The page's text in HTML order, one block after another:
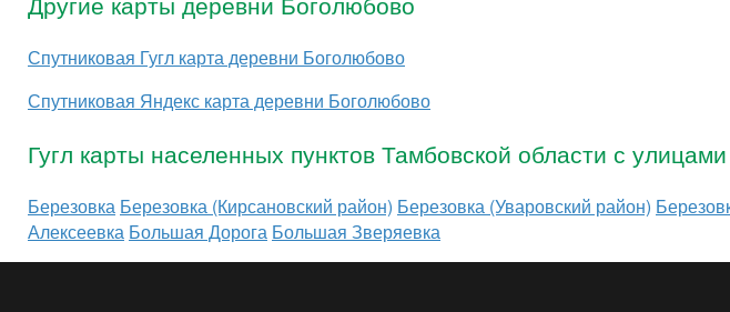
Спутниковая Гугл карта деревни Боголюбово
Спутниковая Яндекс карта деревни Боголюбово
Гугл карты населенных пунктов Тамбовской области с
Березовка Березовка (Кирсановский район) Березовка (Уваровский район)
Алексеевка Большая Дорога Большая Зверяевка